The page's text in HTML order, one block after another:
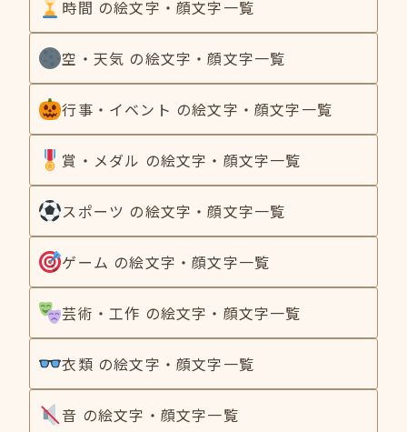
時間 の絵文字・顔文字一覧
空・天気 の絵文字・顔文字一覧
行事・イベント の絵文字・顔文字一覧
賞・メダル の絵文字・顔文字一覧
スポーツ の絵文字・顔文字一覧
ゲーム の絵文字・顔文字一覧
芸術・工作 の絵文字・顔文字一覧
衣類 の絵文字・顔文字一覧
音 の絵文字・顔文字一覧